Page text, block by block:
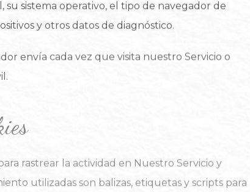
su sistema operativo, el tipo de navegador de
y otros datos de diagnóstico.
envía cada vez que visita nuestro Servicio o
rastrear la actividad en Nuestro Servicio y
utilizadas son balizas, etiquetas y scripts para